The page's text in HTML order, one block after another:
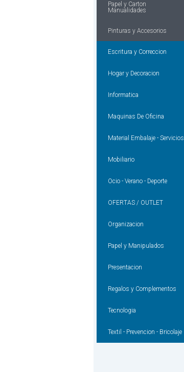
Papel y Carton
Manualidades
Pinturas y Accesorios
Escritura y Correccion
Hogar y Decoracion
Informatica
Maquinas De Oficina
Material Embalaje - Servicios
Mobiliario
Ocio - Verano - Deporte
OFERTAS / OUTLET
Organizacion
Papel y Manipulados
Presentacion
Regalos y Complementos
Tecnologia
Textil - Prevencion - Bricolaje